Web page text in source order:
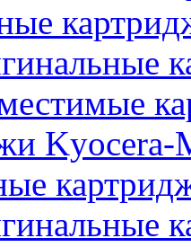
Kyocera-